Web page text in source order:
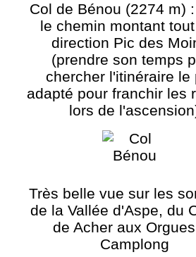
Col de Bénou (2274 m)
le chemin montant
direction Pic des
(prendre son temps
chercher l'itinéraire le
adapté pour franchir les
lors de
Très belle vue sur les
de la Vallée d'Aspe, du
de Acher aux
Camplong